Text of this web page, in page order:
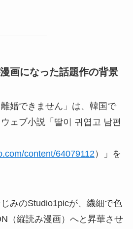
画になった話題作の背景
離婚できません」は、韓国で
ェブ小説「딸이 귀엽고 남편
content/64079112）」を
みのStudio1picが、繊細で色
（縦読み漫画）へと昇華させ